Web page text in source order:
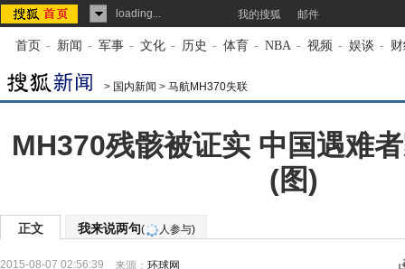
loading... 我的搜狐 邮件
首页 - 新闻 - 军事 - 文化 - 历史 - 体育 - NBA - 视频 - 娱谈 -
> 国内新闻 > 马航MH370失联
MH370残骸被证实 中国遇难
(图)
正文 我来说两句( 人参与)
2015-08-07 02:56:39 来源： 环球网